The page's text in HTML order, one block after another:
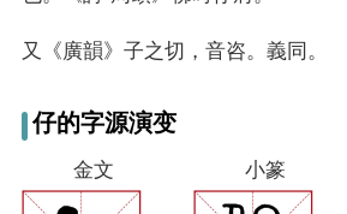
又 《廣韻》子之切，音咨。義同。
仔的字源演变
金文 小篆